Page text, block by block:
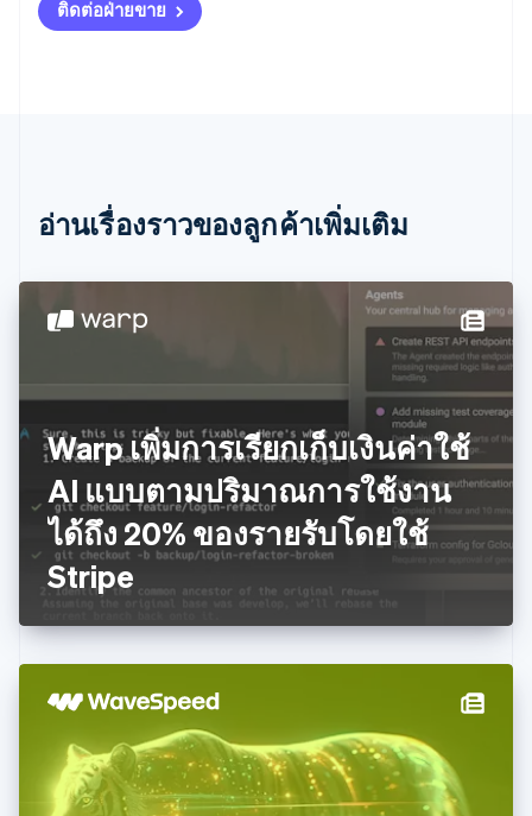
ติดต่อฝ่ายขาย
อ่านเรื่องราวของลูกค้าเพิ่มเติม
Warp เพิ่มการเรียกเก็บเงินค่าใช้
AI แบบตามปริมาณการใช้งาน
ได้ถึง 20% ของรายรับโดยใช้
Stripe
แคนาดา
EnglishFrançais
ญี่ปุ่น
日本語English
ไทยEnglish
เนเธอร์แลนด์
NederlandsEnglish
บราซิล
Português English
บัลแกเรีย
English
เบลเยียม
โปรตุเกส
PortuguêsEnglish
โปแลนด์
English
Français English
ฟินแลนด์
English Svenska